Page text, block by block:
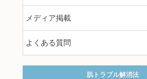
メディア掲載
よくある質問
肌トラブル解消法